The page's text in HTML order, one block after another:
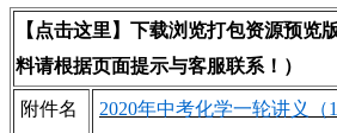
【点击这里】下载浏览打包资源预览
料请根据页面提示与客服联系！）
附件名 2020年中考化学一轮讲义（